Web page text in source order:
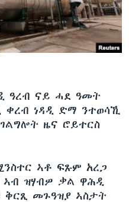
ዓረብ ናይ ሓደ ዓመት
ቀረብ ነዳዲ ድማ ንተወሳኺ
ዜና ሮይተርስ
ኣቶ ፍጹም አረጋ
ኣብ ዝሃብዎ ቃል ዋሕዲ
ቅርጺ መጉዓዝያ ኣስታት